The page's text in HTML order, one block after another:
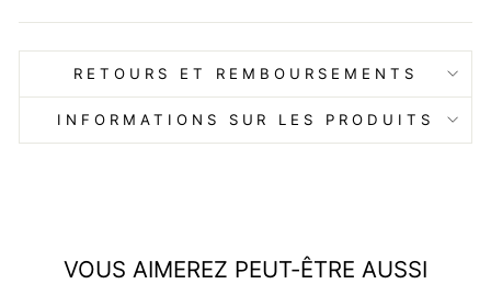
RETOURS ET REMBOURSEMENTS
INFORMATIONS SUR LES PRODUITS
VOUS AIMEREZ PEUT-ÊTRE AUSSI